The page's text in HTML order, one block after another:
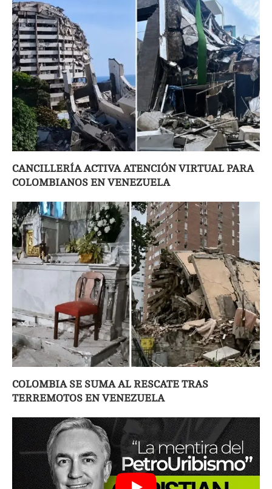
CANCILLERÍA ACTIVA ATENCIÓN VIRTUAL PARA
COLOMBIANOS EN VENEZUELA
COLOMBIA SE SUMA AL RESCATE TRAS
TERREMOTOS EN VENEZUELA